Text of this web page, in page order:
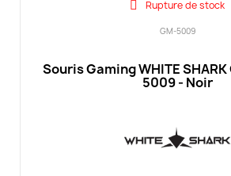
Rupture de stock
GM-5009
Souris Gaming WHITE SHARK
5009 - Noir